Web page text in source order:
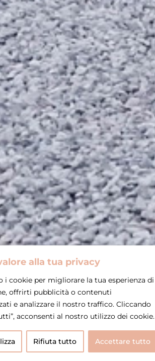
alla tua privacy
i cookie per migliorare la tua esperienza di
offrirti pubblicità o contenuti
e analizzare il nostro traffico. Cliccando
acconsenti al nostro utilizzo dei cookie.
Rifiuta tutto Accettare tutto